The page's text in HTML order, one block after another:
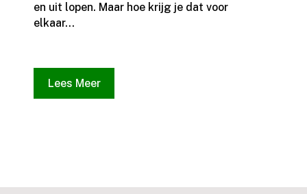
en uit lopen.​ Maar hoe krijg je dat voor
elkaar...
Lees Meer